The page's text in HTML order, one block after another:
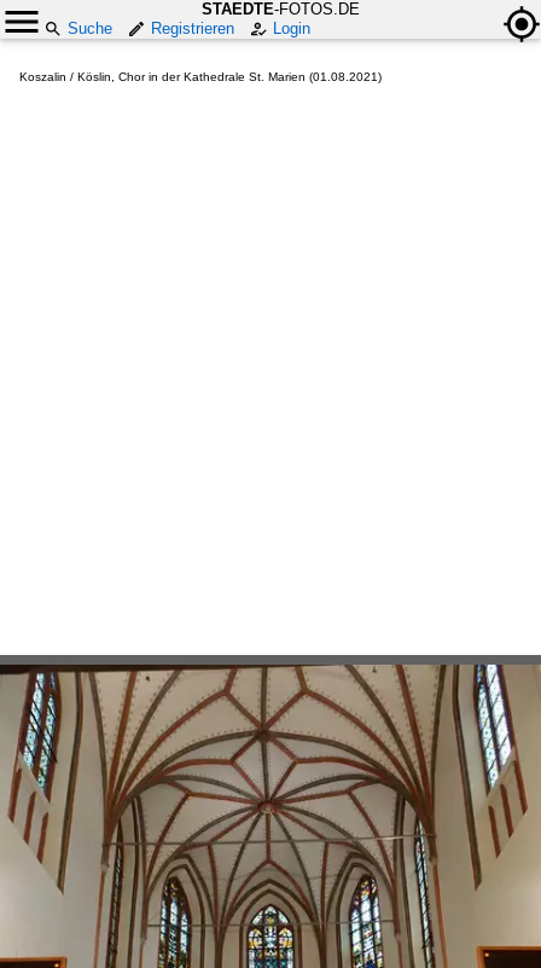
STAEDTE-FOTOS.DE
Suche
Registrieren Login
Koszalin / Köslin, Chor in der Kathedrale St. Marien (01.08.2021)